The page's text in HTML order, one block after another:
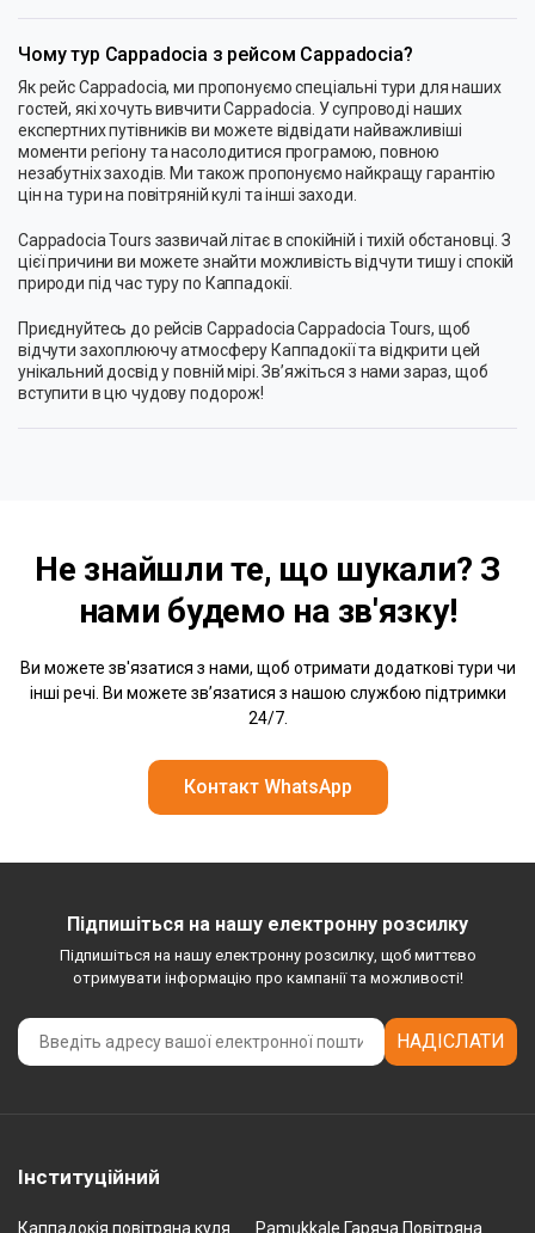
Чому тур Cappadocia з рейсом Cappadocia?
Як рейс Cappadocia, ми пропонуємо спеціальні тури для наших
гостей, які хочуть вивчити Cappadocia. У супроводі наших
експертних путівників ви можете відвідати найважливіші
моменти регіону та насолодитися програмою, повною
незабутніх заходів. Ми також пропонуємо найкращу гарантію
цін на тури на повітряній кулі та інші заходи.
Cappadocia Tours зазвичай літає в спокійній і тихій обстановці. З
цієї причини ви можете знайти можливість відчути тишу і спокій
природи під час туру по Каппадокії.
Приєднуйтесь до рейсів Cappadocia Cappadocia Tours, щоб
відчути захоплюючу атмосферу Каппадокії та відкрити цей
унікальний досвід у повній мірі. Зв’яжіться з нами зараз, щоб
вступити в цю чудову подорож!
Не знайшли те, що шукали? З
нами будемо на зв'язку!
Ви можете зв'язатися з нами, щоб отримати додаткові тури чи
інші речі. Ви можете зв’язатися з нашою службою підтримки
24/7.
Контакт WhatsApp
Підпишіться на нашу електронну розсилку
Підпишіться на нашу електронну розсилку, щоб миттєво
отримувати інформацію про кампанії та можливості!
НАДІСЛАТИ
Інституційний
Каппадокія повітряна куля Pamukkale Гаряча Повітряна